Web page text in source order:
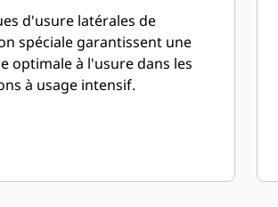
d'usure latérales de
spéciale garantissent une
optimale à l'usure dans les
à usage intensif.